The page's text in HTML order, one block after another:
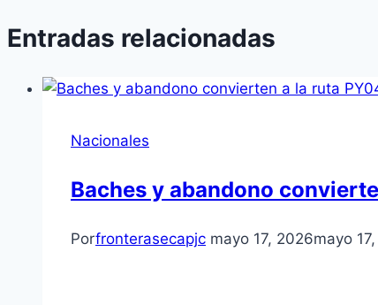
Entradas relacionadas
Nacionales
Baches y abandono
Porfronterasecapjc mayo 17, 2026mayo